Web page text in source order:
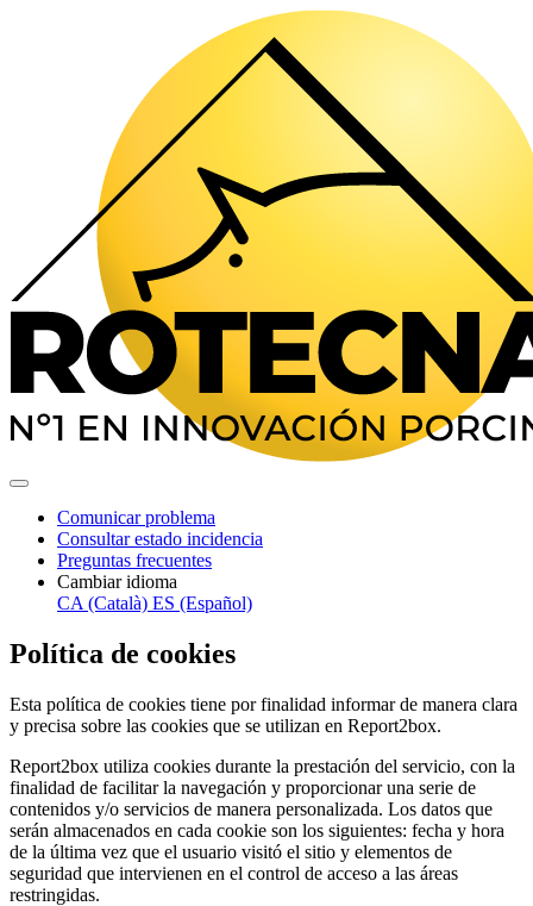
Comunicar problema
Consultar estado incidencia
Preguntas frecuentes
Cambiar idioma
CA (Català) ES (Español)
Política de cookies
Esta política de cookies tiene por finalidad informar de manera clara
y precisa sobre las cookies que se utilizan en Report2box.
Report2box utiliza cookies durante la prestación del servicio, con la
finalidad de facilitar la navegación y proporcionar una serie de
contenidos y/o servicios de manera personalizada. Los datos que
serán almacenados en cada cookie son los siguientes: fecha y hora
de la última vez que el usuario visitó el sitio y elementos de
seguridad que intervienen en el control de acceso a las áreas
restringidas.